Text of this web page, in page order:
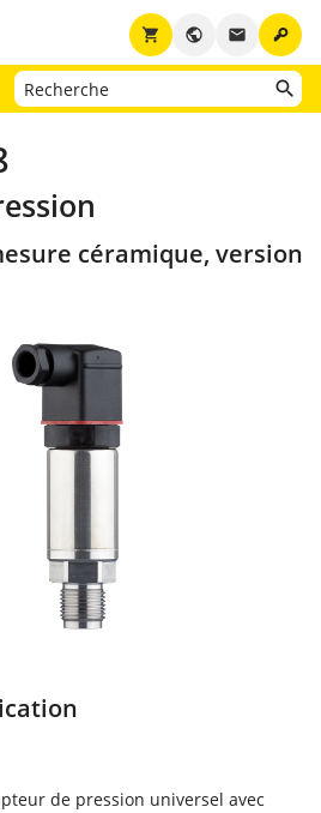
key
email
public
shopping_cart
céramique, version
de pression universel avec